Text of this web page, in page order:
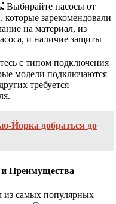
Выбирайте насосы от
зарекомендовали
на материал, из
и наличие защиты
с типом подключения
модели подключаются
требуется
Йорка добраться до
Преимущества
самых популярных